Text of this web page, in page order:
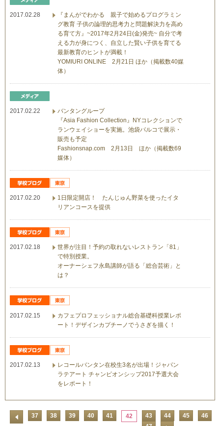
2017.02.28
『まんがでわかる 親子で始めるプログラミン
グ教育 子供の論理的思考力と問題解決力を高め
る育て方』~2017年2月24日(金)発売~ 自分で考
える力が身につく、自立した賢い子供を育てる
最新教育のヒントが満載！
YOMIURI ONLINE 2月21日 ほか（掲載数40媒
体）
2017.02.22
バンタングループ
『Asia Fashion Collection』NYコレクションで
ランウェイショーを実施。池袋パルコで展示・
販売も予定
Fashionsnap.com 2月13日 ほか（掲載数69
媒体）
2017.02.20
1日限定開店！ たんじゅん野菜を使ったイタ
リアンコースを提供
2017.02.18
世界が注目！予約の取れないレストラン「81」
で特別授業。
オーナーシェフ永島講師が語る「総合芸術」と
は？
2017.02.15
カフェプロフェッショナル総合基礎科授業レポ
ート！デザインカプチーノでうさぎを描く！
2017.02.13
レコールバンタン在校生3名が出場！ジャパン
ラテアート チャンピオンシップ2017予選大会
をレポート！
37 38 39 40 41 42 43 44 45
46